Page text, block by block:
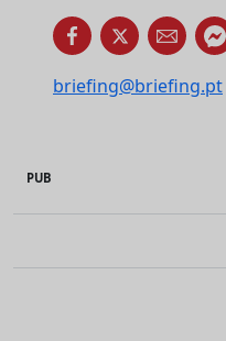
briefing@briefing.pt
PUB